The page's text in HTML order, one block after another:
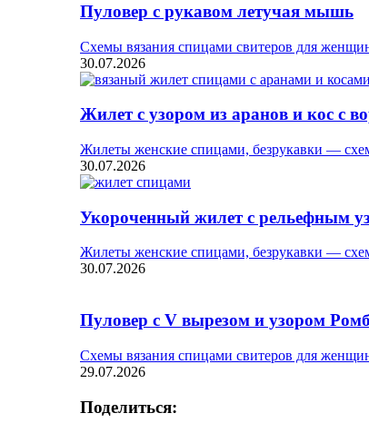
Пуловер с рукавом летучая мышь
Схемы вязания спицами свитеров для
30.07.2026
Жилет с узором из аранов и кос с
Жилеты женские спицами, безрукавки —
30.07.2026
Укороченный жилет с рельефным
Жилеты женские спицами, безрукавки —
30.07.2026
Пуловер с V вырезом и узором
Схемы вязания спицами свитеров для
29.07.2026
Поделиться: